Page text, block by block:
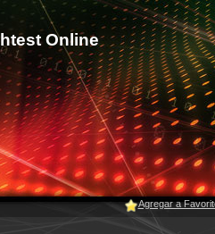
Online
Agregar a